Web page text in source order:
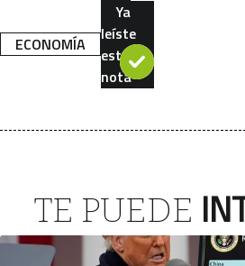
ECONOMÍA
Ya
leíste
esta
nota
TE PUEDE